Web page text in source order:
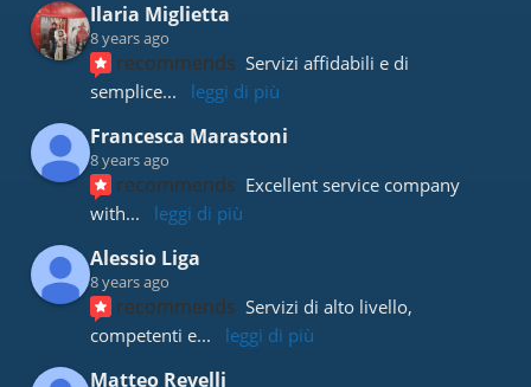
Ilaria Miglietta
8 years ago
recommends Servizi affidabili e di
semplice... leggi di più
Francesca Marastoni
8 years ago
recommends Excellent service company
with... leggi di più
Alessio Liga
8 years ago
recommends Servizi di alto livello,
competenti e... leggi di più
Matteo Revelli